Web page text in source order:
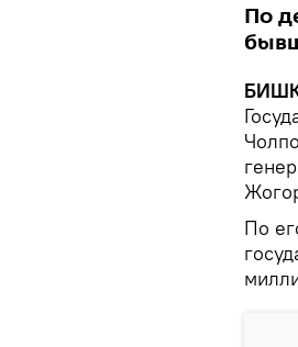
По
По